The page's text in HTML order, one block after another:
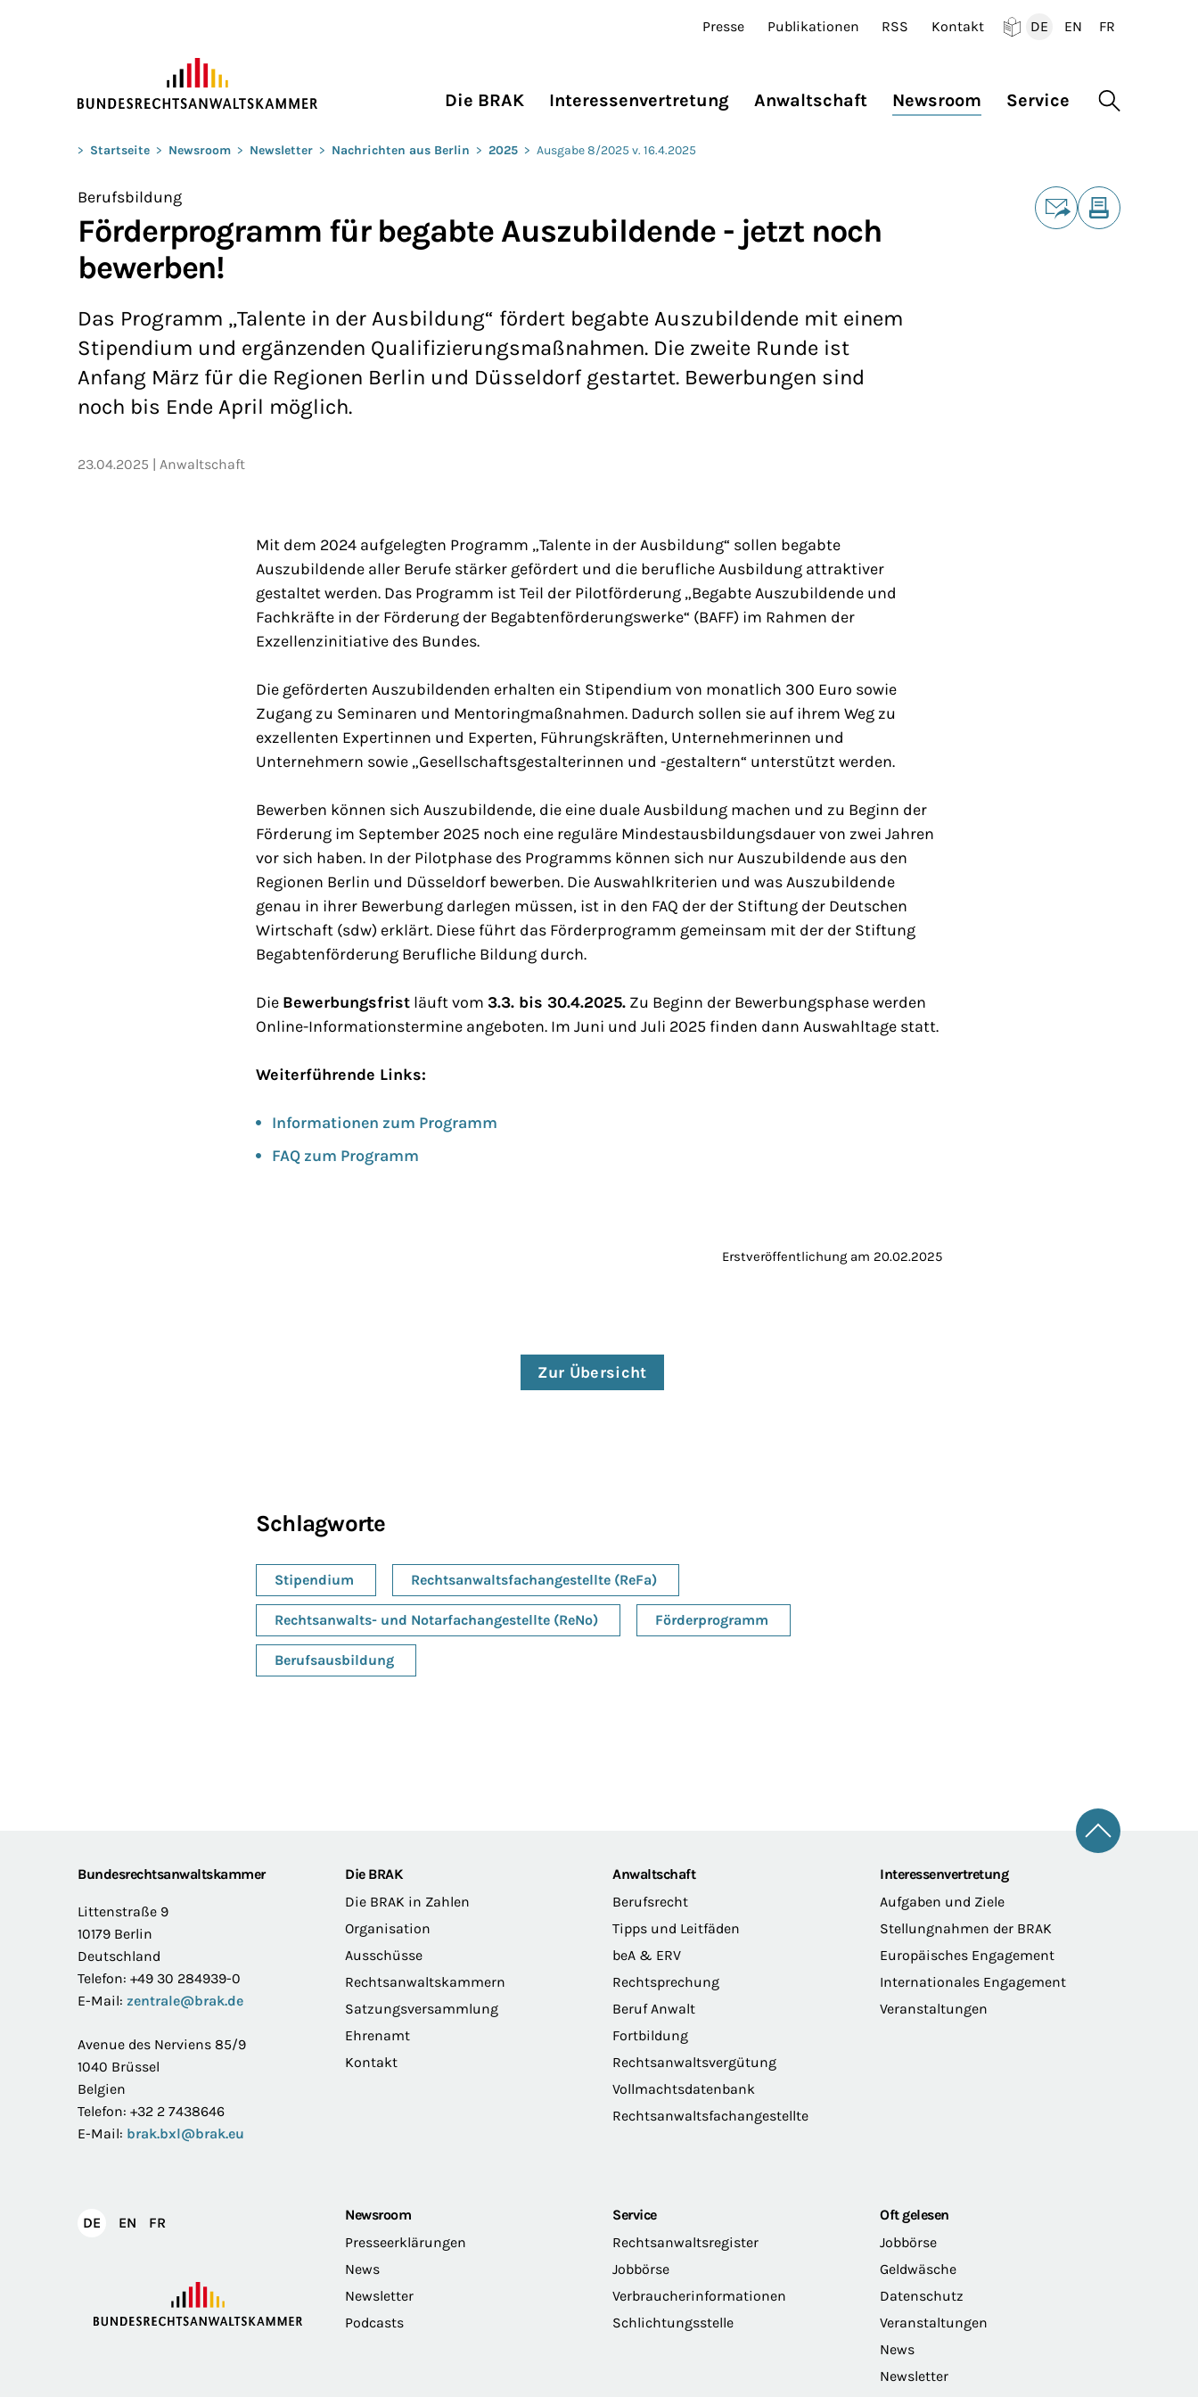
Presse Publikationen RSS Kontakt
DE
EN
FR
Die BRAK Interessenvertretung Anwaltschaft Newsroom Service Suche
Sie befinden sich hier:
> Startseite > Newsroom > Newsletter > Nachrichten aus Berlin > 2025 > Ausgabe 8/2025 v. 16.4.2025
Berufsbildung
Förderprogramm für begabte Auszubildende - jetzt noch
bewerben!
Das Programm „Talente in der Ausbildung“ fördert begabte Auszubildende mit einem
Stipendium und ergänzenden Qualifizierungsmaßnahmen. Die zweite Runde ist
Anfang März für die Regionen Berlin und Düsseldorf gestartet. Bewerbungen sind
noch bis Ende April möglich.
23.04.2025 Anwaltschaft
Mit dem 2024 aufgelegten Programm „Talente in der Ausbildung“ sollen begabte
Auszubildende aller Berufe stärker gefördert und die berufliche Ausbildung attraktiver
gestaltet werden. Das Programm ist Teil der Pilotförderung „Begabte Auszubildende und
Fachkräfte in der Förderung der Begabtenförderungswerke“ (BAFF) im Rahmen der
Exzellenzinitiative des Bundes.
Die geförderten Auszubildenden erhalten ein Stipendium von monatlich 300 Euro sowie
Zugang zu Seminaren und Mentoringmaßnahmen. Dadurch sollen sie auf ihrem Weg zu
exzellenten Expertinnen und Experten, Führungskräften, Unternehmerinnen und
Unternehmern sowie „Gesellschaftsgestalterinnen und -gestaltern“ unterstützt werden.
Bewerben können sich Auszubildende, die eine duale Ausbildung machen und zu Beginn der
Förderung im September 2025 noch eine reguläre Mindestausbildungsdauer von zwei Jahren
vor sich haben. In der Pilotphase des Programms können sich nur Auszubildende aus den
Regionen Berlin und Düsseldorf bewerben. Die Auswahlkriterien und was Auszubildende
genau in ihrer Bewerbung darlegen müssen, ist in den FAQ der der Stiftung der Deutschen
Wirtschaft (sdw) erklärt. Diese führt das Förderprogramm gemeinsam mit der der Stiftung
Begabtenförderung Berufliche Bildung durch.
Die Bewerbungsfrist läuft vom 3.3. bis 30.4.2025. Zu Beginn der Bewerbungsphase werden
Online-Informationstermine angeboten. Im Juni und Juli 2025 finden dann Auswahltage statt.
Weiterführende Links:
Informationen zum Programm
FAQ zum Programm
Erstveröffentlichung am 20.02.2025
Zur Übersicht
Schlagworte
Stipendium Rechtsanwaltsfachangestellte (ReFa)
Rechtsanwalts- und Notarfachangestellte (ReNo) Förderprogramm
Berufsausbildung
Footer
Zum
Bundesrechtsanwaltskammer
Littenstraße 9
10179 Berlin
Deutschland
Telefon: +49 30 284939-0
E-Mail: zentrale@brak.de
Avenue des Nerviens 85/9
1040 Brüssel
Belgien
Telefon: +32 2 7438646
E-Mail: brak.bxl@brak.eu
Die BRAK
Die BRAK in Zahlen
Organisation
Ausschüsse
Rechtsanwaltskammern
Satzungsversammlung
Ehrenamt
Kontakt
Anwaltschaft
Berufsrecht
Tipps und Leitfäden
beA & ERV
Rechtsprechung
Beruf Anwalt
Fortbildung
Rechtsanwaltsvergütung
Vollmachtsdatenbank
Rechtsanwaltsfachangestellte
Interessenvertretung
Aufgaben und Ziele
Stellungnahmen der BRAK
Europäisches Engagement
Internationales Engagement
Veranstaltungen
DEDeutsch
EN English
FR
Newsroom
Presseerklärungen
News
Newsletter
Podcasts
Service
Rechtsanwaltsregister
Jobbörse
Verbraucherinformationen
Schlichtungsstelle
Oft gelesen
Jobbörse
Geldwäsche
Datenschutz
Veranstaltungen
News
Newsletter